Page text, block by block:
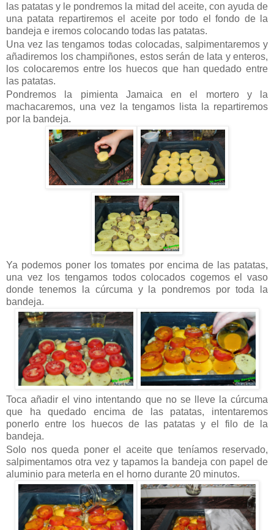
las patatas y le pondremos la mitad del aceite, con ayuda de
una patata repartiremos el aceite por todo el fondo de la
bandeja e iremos colocando todas las patatas.
Una vez las tengamos todas colocadas, salpimentaremos y
añadiremos los champiñones, estos serán de lata y enteros,
los colocaremos entre los huecos que han quedado entre
las patatas.
Pondremos la pimienta Jamaica en el mortero y la
machacaremos, una vez la tengamos lista la repartiremos
por la bandeja.
Ya podemos poner los tomates por encima de las patatas,
una vez los tengamos todos colocados cogemos el vaso
donde tenemos la cúrcuma y la pondremos por toda la
bandeja.
Toca añadir el vino intentando que no se lleve la cúrcuma
que ha quedado encima de las patatas, intentaremos
ponerlo entre los huecos de las patatas y el filo de la
bandeja.
Solo nos queda poner el aceite que teníamos reservado,
salpimentamos otra vez y tapamos la bandeja con papel de
aluminio para meterla en el horno durante 20 minutos.